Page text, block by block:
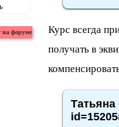
Курс всегда
получать в